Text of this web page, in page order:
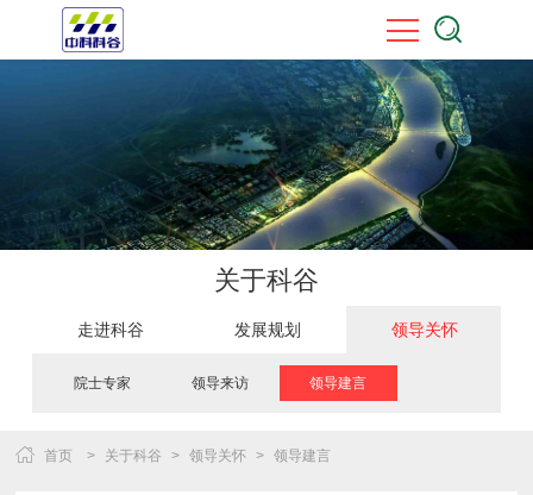
关于科谷
走进科谷 发展规划 领导关怀
院士专家 领导来访 领导建言
首页 > 关于科谷 > 领导关怀 > 领导建言